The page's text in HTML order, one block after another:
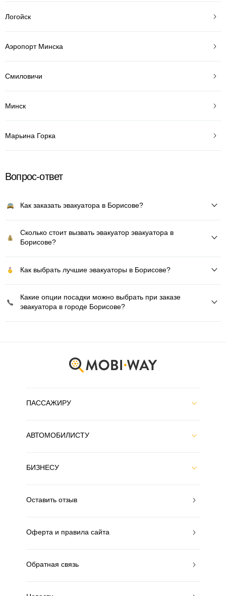
Логойск
Аэропорт Минска
Смиловичи
Минск
Марьина Горка
Вопрос-ответ
Как заказать эвакуатора в Борисове?
Сколько стоит вызвать эвакуатор эвакуатора в
Борисове?
Как выбрать лучшие эвакуаторы в Борисове?
Какие опции посадки можно выбрать при заказе
эвакуатора в городе Борисове?
ПАССАЖИРУ
АВТОМОБИЛИСТУ
БИЗНЕСУ
Оставить отзыв
Оферта и правила сайта
Обратная связь